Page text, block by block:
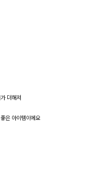
더해져
은 아이템이에요